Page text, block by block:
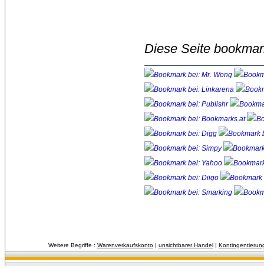
Diese Seite
Weitere Begriffe : Warenverkaufskonto | unsichtbarer Handel |